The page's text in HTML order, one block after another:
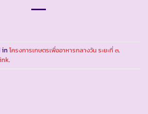
in โครงการเกษตรเพื่ออาหารกลางวัน ระยะที่ ๓.
.